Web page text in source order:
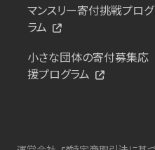
マンスリー寄付挑戦プログ
ラム
小さな団体の寄付募集応
援プログラム